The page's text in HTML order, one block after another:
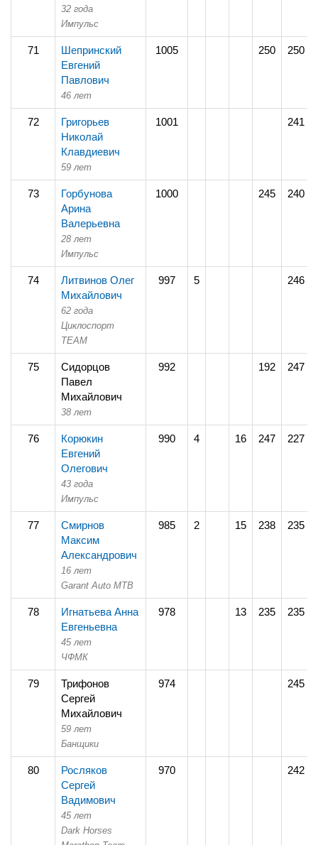
32 года
Импульс
71
Шепринский
Евгений
Павлович
46 лет
1005 250 250
72
Григорьев
Николай
Клавдиевич
59 лет
1001 241
73
Горбунова
Арина
Валерьевна
28 лет
Импульс
1000 245 240
74
Литвинов Олег
Михайлович
62 года
Циклоспорт
TEAM
997 5 246
75
Сидорцов
Павел
Михайлович
38 лет
992 192 247
76
Корюкин
Евгений
Олегович
43 года
Импульс
990 4 16 247 227
77
Смирнов
Максим
Александрович
16 лет
Garant Auto MTB
985 2 15 238 235
78
Игнатьева Анна
Евгеньевна
45 лет
ЧФМК
978 13 235 235
79
Трифонов
Сергей
Михайлович
59 лет
Банщики
974 245
80
Росляков
Сергей
Вадимович
45 лет
Dark Horses
970 242